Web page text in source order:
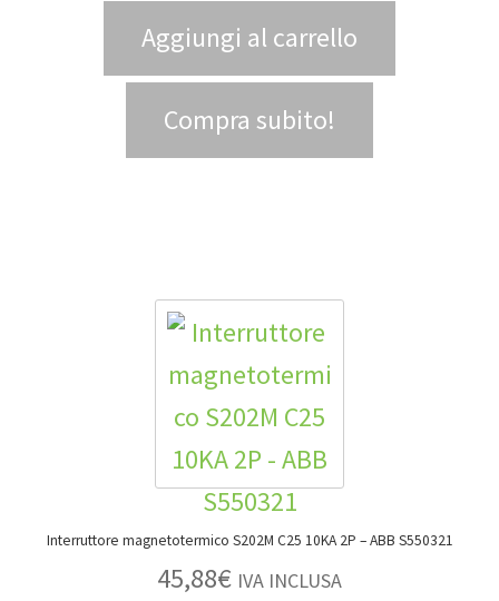
Aggiungi al carrello
Compra subito!
Interruttore magnetotermico S202M C25 10KA 2P – ABB S550321
45,88€ IVA INCLUSA